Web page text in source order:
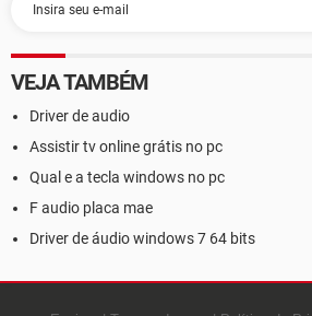
VEJA TAMBÉM
Driver de audio
Assistir tv online grátis no pc
Qual e a tecla windows no pc
F audio placa mae
Driver de áudio windows 7 64 bits